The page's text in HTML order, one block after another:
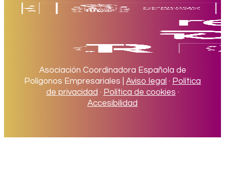
Asociación Coordinadora Española de
Polígonos Empresariales | Aviso legal · Política
de privacidad · Política de cookies ·
Accesibilidad